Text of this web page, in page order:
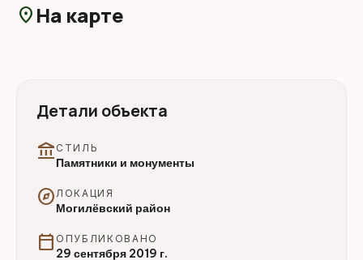
location_on На карте
Детали объекта
account_balance СТИЛЬ
Памятники и монументы
explore ЛОКАЦИЯ
Могилёвский район
calendar_today ОПУБЛИКОВАНО
29 сентября 2019 г.